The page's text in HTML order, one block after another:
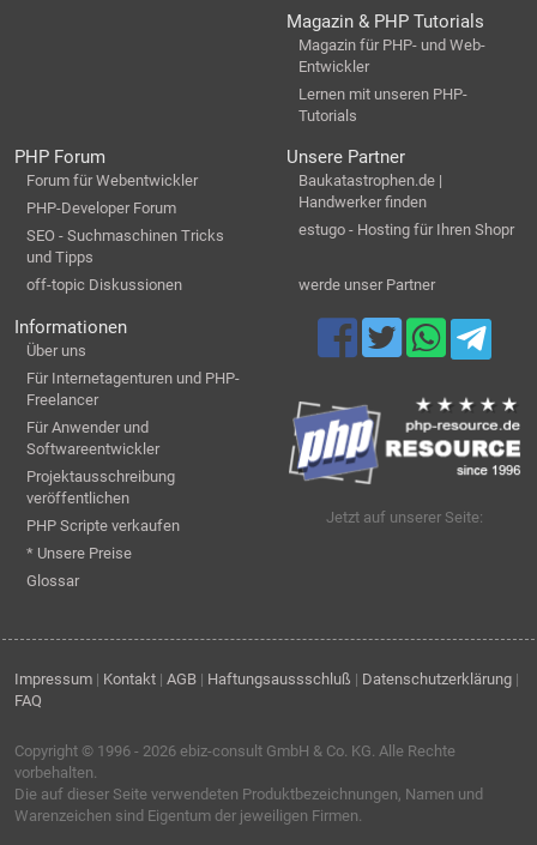
Magazin & PHP Tutorials
Magazin für PHP- und Web-
Entwickler
Lernen mit unseren PHP-
Tutorials
PHP Forum
Forum für Webentwickler
PHP-Developer Forum
SEO - Suchmaschinen Tricks
und Tipps
off-topic Diskussionen
Unsere Partner
Baukatastrophen.de |
Handwerker finden
estugo - Hosting für Ihren Shopr
werde unser Partner
Informationen
Über uns
Für Internetagenturen und PHP-
Freelancer
Für Anwender und
Softwareentwickler
Projektausschreibung
veröffentlichen
PHP Scripte verkaufen
* Unsere Preise
Glossar
Jetzt auf unserer Seite:
Impressum | Kontakt | AGB | Haftungsaussschluß | Datenschutzerklärung |
FAQ
Copyright © 1996 - 2026 ebiz-consult GmbH & Co. KG. Alle Rechte
vorbehalten.
Die auf dieser Seite verwendeten Produktbezeichnungen, Namen und
Warenzeichen sind Eigentum der jeweiligen Firmen.